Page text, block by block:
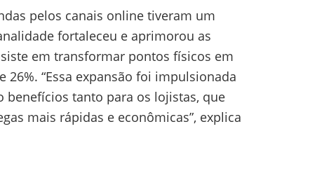
pelos canais online tiveram um
fortaleceu e aprimorou as
em transformar pontos físicos em
“Essa expansão foi impulsionada
benefícios tanto para os lojistas, que
mais rápidas e econômicas”, explica